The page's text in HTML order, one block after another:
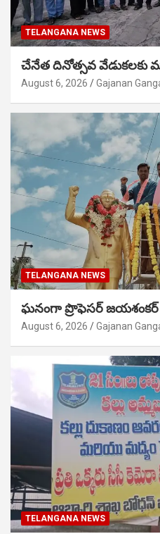
TELANGANA NEWS
చేనేత దినోత్సవ వేడుకలకు
August 6, 2026 Gajanan
TELANGANA NEWS
ఘనంగా ప్రొఫెసర్ జయశంకర్
August 6, 2026 Gajanan
TELANGANA NEWS